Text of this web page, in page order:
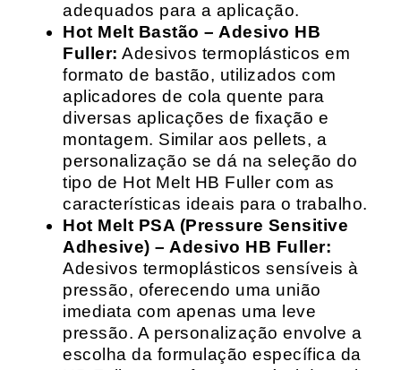
adequados para a aplicação.
Hot Melt Bastão – Adesivo HB
Fuller: Adesivos termoplásticos em
formato de bastão, utilizados com
aplicadores de cola quente para
diversas aplicações de fixação e
montagem. Similar aos pellets, a
personalização se dá na seleção do
tipo de Hot Melt HB Fuller com as
características ideais para o trabalho.
Hot Melt PSA (Pressure Sensitive
Adhesive) – Adesivo HB Fuller:
Adesivos termoplásticos sensíveis à
pressão, oferecendo uma união
imediata com apenas uma leve
pressão. A personalização envolve a
escolha da formulação específica da